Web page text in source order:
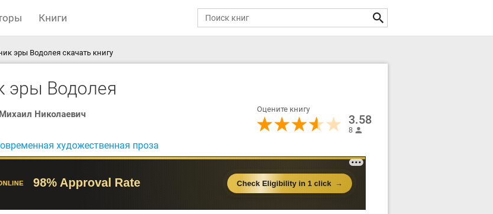
Книги
эры Водолея скачать книгу
эры Водолея
Николаевич Оцените книгу
3.58
8
художественная проза